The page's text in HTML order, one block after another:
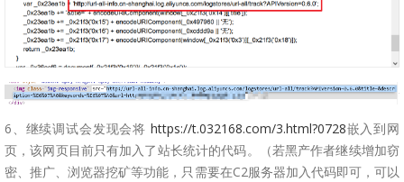
6、继续调试会发现会将 https://t.032168.com/3.html?0728嵌入到网
页，该网页目前只有加入了站长统计的代码。（若黑产作者继续增加窃
密、推广、浏览器挖矿等功能，只需要在C2服务器加入代码即可，可以